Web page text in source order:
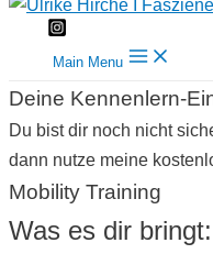
Main Menu
Deine Kennenlern-
Du bist dir noch nicht
dann nutze meine
Mobility Training
Was es dir bringt: